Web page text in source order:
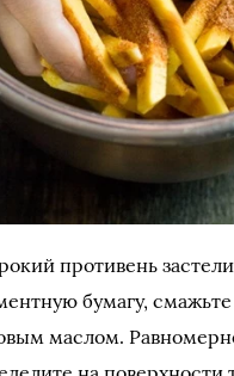
противень
бумагу, смажьте
маслом.